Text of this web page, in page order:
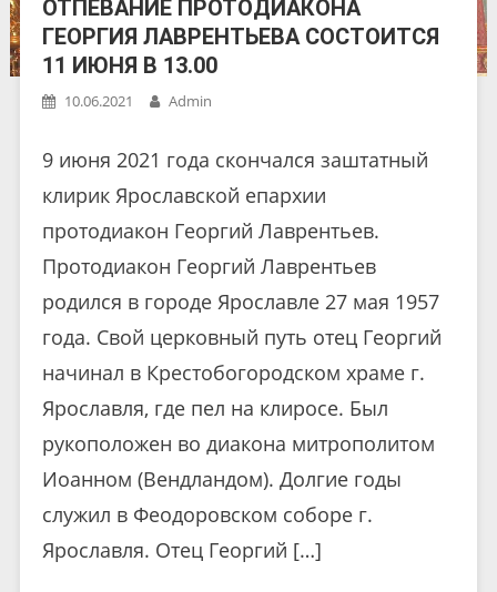
ОТПЕВАНИЕ ПРОТОДИАКОНА
ГЕОРГИЯ ЛАВРЕНТЬЕВА СОСТОИТСЯ
11 ИЮНЯ В 13.00
10.06.2021 Admin
9 июня 2021 года скончался заштатный
клирик Ярославской епархии
протодиакон Георгий Лаврентьев.
Протодиакон Георгий Лаврентьев
родился в городе Ярославле 27 мая 1957
года. Свой церковный путь отец Георгий
начинал в Крестобогородском храме г.
Ярославля, где пел на клиросе. Был
рукоположен во диакона митрополитом
Иоанном (Вендландом). Долгие годы
служил в Феодоровском соборе г.
Ярославля. Отец Георгий […]